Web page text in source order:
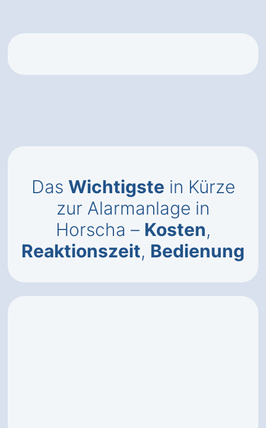
Das Wichtigste in Kürze
zur Alarmanlage in
Horscha – Kosten,
Reaktionszeit, Bedienung